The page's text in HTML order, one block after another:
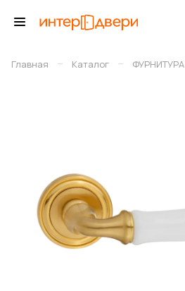
Главная – Каталог – ФУРНИТУРА